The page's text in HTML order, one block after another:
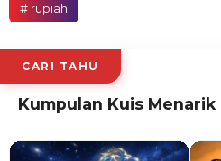
# rupiah
CARI TAHU
Kumpulan Kuis Menarik